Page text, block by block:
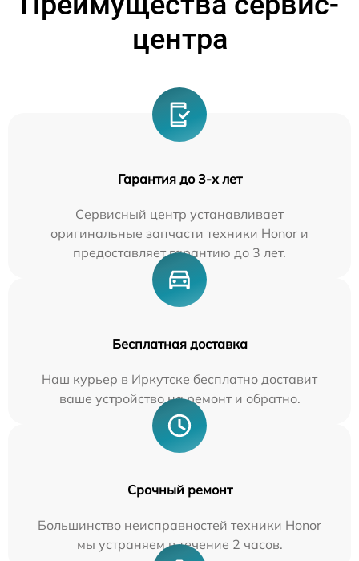
центра
Гарантия до 3-х лет
Сервисный центр устанавливает
оригинальные запчасти техники Honor и
предоставляет гарантию до 3 лет.
Бесплатная доставка
Наш курьер в Иркутске бесплатно доставит
ваше устройство на ремонт и обратно.
Срочный ремонт
Большинство неисправностей техники Honor
мы устраняем в течение 2 часов.